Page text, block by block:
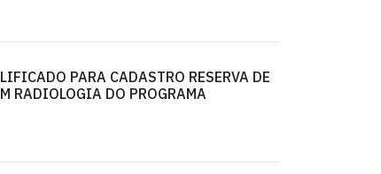
PARA CADASTRO RESERVA DE
RADIOLOGIA DO PROGRAMA